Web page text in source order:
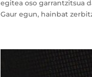
egitea oso garrantzitsua
Gaur egun, hainbat